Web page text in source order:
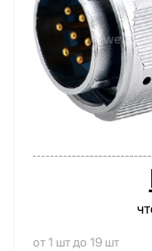
от 1 шт до 19 шт